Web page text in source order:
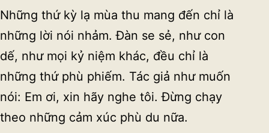
Những thứ kỳ lạ mùa thu mang đến chỉ là
những lời nói nhảm. Đàn se sẻ, như con
dế, như mọi kỷ niệm khác, đều chỉ là
những thứ phù phiếm. Tác giả như muốn
nói: Em ơi, xin hãy nghe tôi. Đừng chạy
theo những cảm xúc phù du nữa.